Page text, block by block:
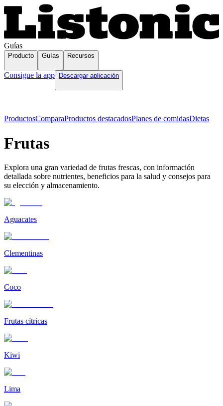
Guías
Producto Guías Recursos
Consigue la app Descargar aplicación
ProductosComparaProductos destacadosPlanes de comidasDietas
Frutas
Explora una gran variedad de frutas frescas, con información
detallada sobre nutrientes, beneficios para la salud y consejos para
su elección y almacenamiento.
Aguacates
Clementinas
Coco
Frutas cítricas
Kiwi
Lima